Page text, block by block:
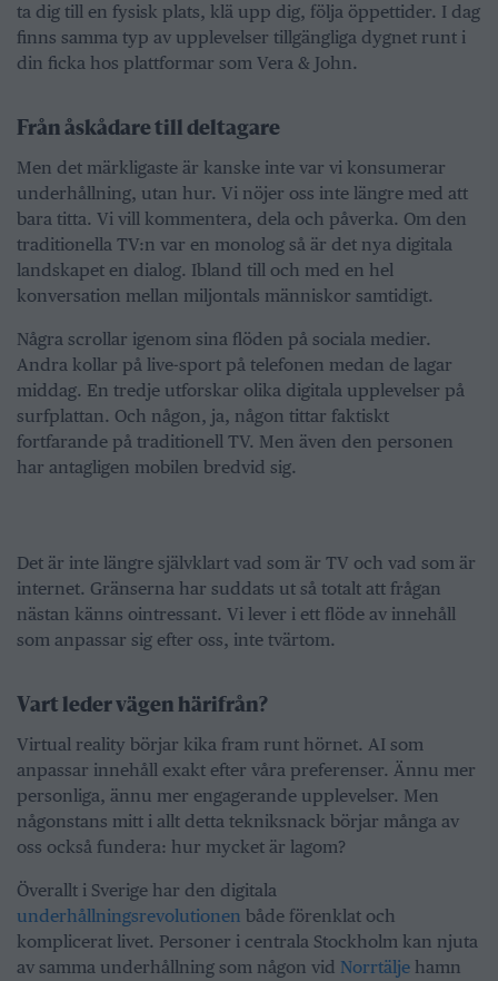
ta dig till en fysisk plats, klä upp dig, följa öppettider. I dag
finns samma typ av upplevelser tillgängliga dygnet runt i
din ficka hos plattformar som Vera & John.
Från åskådare till deltagare
Men det märkligaste är kanske inte var vi konsumerar
underhållning, utan hur. Vi nöjer oss inte längre med att
bara titta. Vi vill kommentera, dela och påverka. Om den
traditionella TV:n var en monolog så är det nya digitala
landskapet en dialog. Ibland till och med en hel
konversation mellan miljontals människor samtidigt.
Några scrollar igenom sina flöden på sociala medier.
Andra kollar på live-sport på telefonen medan de lagar
middag. En tredje utforskar olika digitala upplevelser på
surfplattan. Och någon, ja, någon tittar faktiskt
fortfarande på traditionell TV. Men även den personen
har antagligen mobilen bredvid sig.
Det är inte längre självklart vad som är TV och vad som är
internet. Gränserna har suddats ut så totalt att frågan
nästan känns ointressant. Vi lever i ett flöde av innehåll
som anpassar sig efter oss, inte tvärtom.
Vart leder vägen härifrån?
Virtual reality börjar kika fram runt hörnet. AI som
anpassar innehåll exakt efter våra preferenser. Ännu mer
personliga, ännu mer engagerande upplevelser. Men
någonstans mitt i allt detta tekniksnack börjar många av
oss också fundera: hur mycket är lagom?
Överallt i Sverige har den digitala
underhållningsrevolutionen både förenklat och
komplicerat livet. Personer i centrala Stockholm kan njuta
av samma underhållning som någon vid Norrtälje hamn